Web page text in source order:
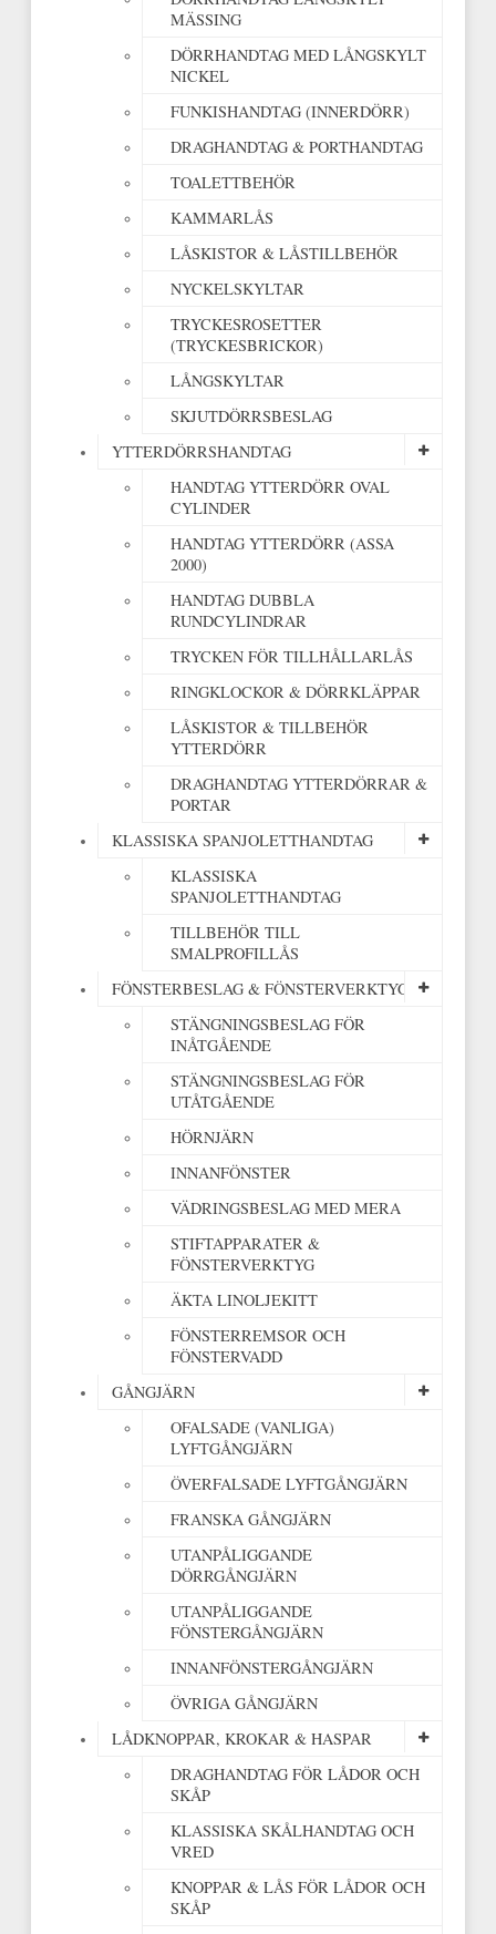
MÄSSING
DÖRRHANDTAG MED LÅNGSKYLT
NICKEL
FUNKISHANDTAG (INNERDÖRR)
DRAGHANDTAG & PORTHANDTAG
TOALETTBEHÖR
KAMMARLÅS
LÅSKISTOR & LÅSTILLBEHÖR
NYCKELSKYLTAR
TRYCKESROSETTER
(TRYCKESBRICKOR)
LÅNGSKYLTAR
SKJUTDÖRRSBESLAG
YTTERDÖRRSHANDTAG
HANDTAG YTTERDÖRR OVAL
CYLINDER
HANDTAG YTTERDÖRR (ASSA
2000)
HANDTAG DUBBLA
RUNDCYLINDRAR
TRYCKEN FÖR TILLHÅLLARLÅS
RINGKLOCKOR & DÖRRKLÄPPAR
LÅSKISTOR & TILLBEHÖR
YTTERDÖRR
DRAGHANDTAG YTTERDÖRRAR &
PORTAR
KLASSISKA SPANJOLETTHANDTAG
KLASSISKA
SPANJOLETTHANDTAG
TILLBEHÖR TILL
SMALPROFILLÅS
FÖNSTERBESLAG & FÖNSTERVERKTYG
STÄNGNINGSBESLAG FÖR
INÅTGÅENDE
STÄNGNINGSBESLAG FÖR
UTÅTGÅENDE
HÖRNJÄRN
INNANFÖNSTER
VÄDRINGSBESLAG MED MERA
STIFTAPPARATER &
FÖNSTERVERKTYG
ÄKTA LINOLJEKITT
FÖNSTERREMSOR OCH
FÖNSTERVADD
GÅNGJÄRN
OFALSADE (VANLIGA)
LYFTGÅNGJÄRN
ÖVERFALSADE LYFTGÅNGJÄRN
FRANSKA GÅNGJÄRN
UTANPÅLIGGANDE
DÖRRGÅNGJÄRN
UTANPÅLIGGANDE
FÖNSTERGÅNGJÄRN
INNANFÖNSTERGÅNGJÄRN
ÖVRIGA GÅNGJÄRN
LÅDKNOPPAR, KROKAR & HASPAR
DRAGHANDTAG FÖR LÅDOR OCH
SKÅP
KLASSISKA SKÅLHANDTAG OCH
VRED
KNOPPAR & LÅS FÖR LÅDOR OCH
SKÅP